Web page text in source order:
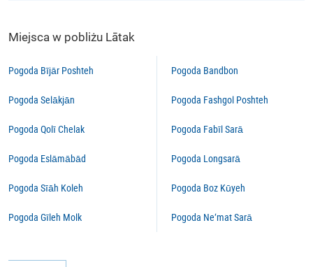
Miejsca w pobliżu Lātak
Pogoda Bījār Poshteh
Pogoda Selākjān
Pogoda Qolī Chelak
Pogoda Eslāmābād
Pogoda Sīāh Koleh
Pogoda Gīleh Molk
Pogoda Bandbon
Pogoda Fashgol Poshteh
Pogoda Fabīl Sarā
Pogoda Longsarā
Pogoda Boz Kūyeh
Pogoda Ne‘mat Sarā